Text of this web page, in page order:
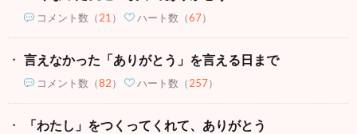
コメント数 （21） ハート数（67）
言えなかった「ありがとう」を言える日まで
コメント数 （82） ハート数（257）
「わたし」をつくってくれて、ありがとう